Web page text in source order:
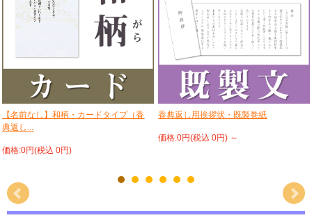
【名前なし】和柄・カードタイプ（香
典返し...
価格:0円(税込 0円)
香典返し用挨拶状・既製巻紙
価格:0円(税込 0円) ～